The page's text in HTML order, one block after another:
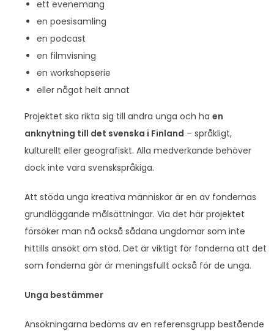
ett evenemang
en poesisamling
en podcast
en filmvisning
en workshopserie
eller något helt annat
Projektet ska rikta sig till andra unga och ha en
anknytning till det svenska i Finland – språkligt,
kulturellt eller geografiskt. Alla medverkande behöver
dock inte vara svenskspråkiga.
Att stöda unga kreativa människor är en av fondernas
grundläggande målsättningar. Via det här projektet
försöker man nå också sådana ungdomar som inte
hittills ansökt om stöd. Det är viktigt för fonderna att det
som fonderna gör är meningsfullt också för de unga.
Unga bestämmer
Ansökningarna bedöms av en referensgrupp bestående